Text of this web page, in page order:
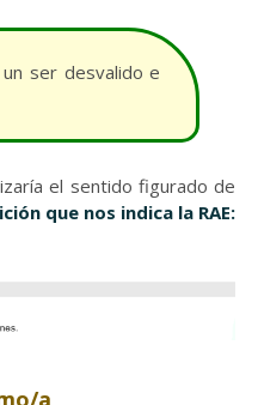
ser desvalido e
el sentido figurado de
que nos indica la RAE: